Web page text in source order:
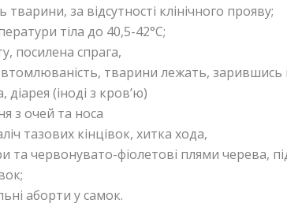
тварини, за відсутності клінічного прояву;
тіла до 40,5-42°C;
посилена спрага,
втомлюваність, тварини лежать, зарившись
(іноді з кров’ю)
з очей та носа
тазових кінцівок, хитка хода,
та червонувато-фіолетові плями черева,
аборти у самок.